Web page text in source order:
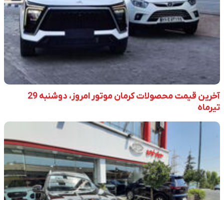
آخرین قیمت محصولات کرمان موتور امروز، دوشنبه 29
تیرماه